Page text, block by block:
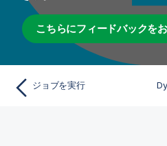
こちらにフィードバックを
ジョブを実行